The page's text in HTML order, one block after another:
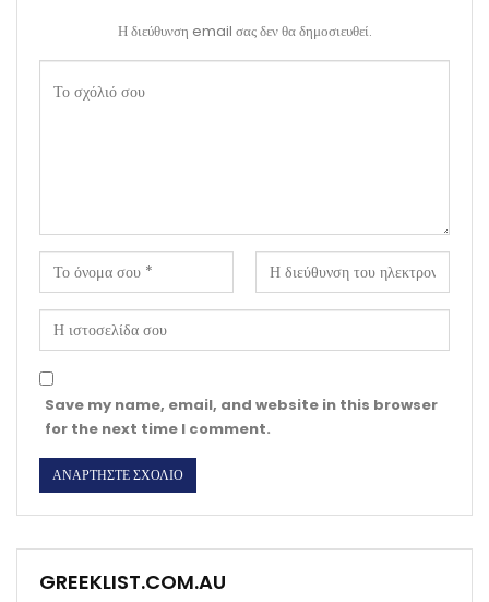
Η διεύθυνση email σας δεν θα δημοσιευθεί.
Save my name, email, and website in this browser
for the next time I comment.
GREEKLIST.COM.AU